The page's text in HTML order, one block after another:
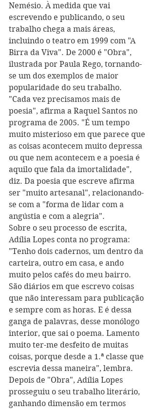
Nemésio. À medida que vai
escrevendo e publicando, o seu
trabalho chega a mais áreas,
incluindo o teatro em 1999 com "A
Birra da Viva". De 2000 é "Obra",
ilustrada por Paula Rego, tornando-
se um dos exemplos de maior
popularidade do seu trabalho.
"Cada vez precisamos mais de
poesia", afirma a Raquel Santos no
programa de 2005. "É um tempo
muito misterioso em que parece que
as coisas acontecem muito depressa
ou que nem acontecem e a poesia é
aquilo que fala da imortalidade",
diz. Da poesia que escreve afirma
ser "muito artesanal", relacionando-
se com a "forma de lidar com a
angústia e com a alegria".
Sobre o seu processo de escrita,
Adília Lopes conta no programa:
"Tenho dois cadernos, um dentro da
carteira, outro em casa, e ando
muito pelos cafés do meu bairro.
São diários em que escrevo coisas
que não interessam para publicação
e sempre com as horas. E é dessa
ganga de palavras, desse monólogo
interior, que sai o poema. Lamento
muito ter-me desfeito de muitas
coisas, porque desde a 1.ª classe que
escrevia dessa maneira", lembra.
Depois de "Obra", Adília Lopes
prosseguiu o seu trabalho literário,
ganhando dimensão em termos